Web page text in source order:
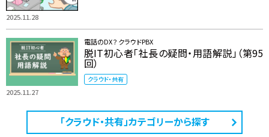
2025.11.28
2025.11.27
電話のDX？ クラウドPBX
脱IT初心者「社長の疑問・用語解説」（第95
回）
クラウド・共有
「クラウド・共有」カテゴリーから探す